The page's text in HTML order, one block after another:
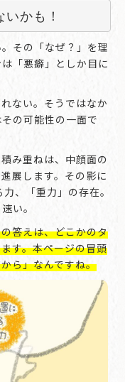
かも！
その「なぜ？」を理
「悪癖」としか目に
ない。そうではなか
の可能性の一面で
み重ねは、中顔面の
展します。その影に
、「重力」の存在。
い。
答えは、どこかのタ
す。本ページの冒頭
ら」なんですね。